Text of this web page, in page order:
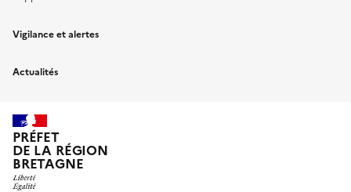
Vigilance et alertes
Actualités
PRÉFET
DE LA RÉGION
BRETAGNE